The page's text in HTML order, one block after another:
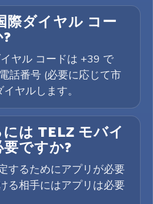
際ダイヤル コー
ヤル コードは +39 で
話番号 (必要に応じて市
ヤルします。
は TELZ モバイ
ですか?
するためにアプリが必要
る相手にはアプリは必要